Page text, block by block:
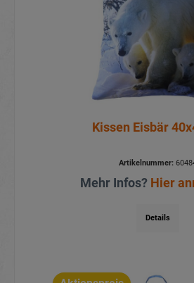
Kissen Eisbär
Artikelnummer:
Mehr Infos? Hier
Details